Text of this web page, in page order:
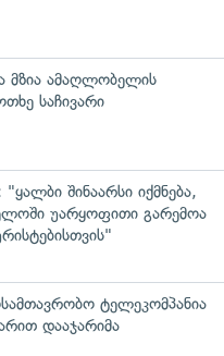
მზია ამაღლობელის
საჩივარი
შინაარსი იქმნება,
უარყოფითი გარემოა
ტელეკომპანია
დააჯარიმა